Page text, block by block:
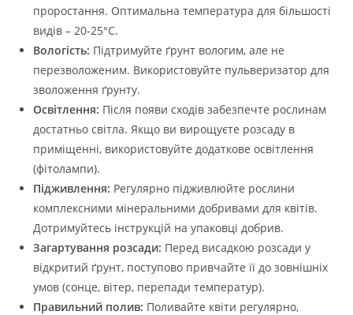
проростання. Оптимальна температура для більшості
видів – 20-25°C.
Вологість: Підтримуйте ґрунт вологим, але не
перезволоженим. Використовуйте пульверизатор для
зволоження ґрунту.
Освітлення: Після появи сходів забезпечте рослинам
достатньо світла. Якщо ви вирощуєте розсаду в
приміщенні, використовуйте додаткове освітлення
(фітолампи).
Підживлення: Регулярно підживлюйте рослини
комплексними мінеральними добривами для квітів.
Дотримуйтесь інструкцій на упаковці добрив.
Загартування розсади: Перед висадкою розсади у
відкритий ґрунт, поступово привчайте її до зовнішніх
умов (сонце, вітер, перепади температур).
Правильний полив: Поливайте квіти регулярно,